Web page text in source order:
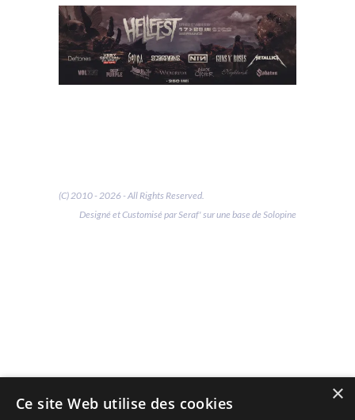
(C) 2010 - 2026 - All Rights Reserved.
Designé et Customisé par Seraf' sur une base de Solopine
×
Ce site Web utilise des cookies